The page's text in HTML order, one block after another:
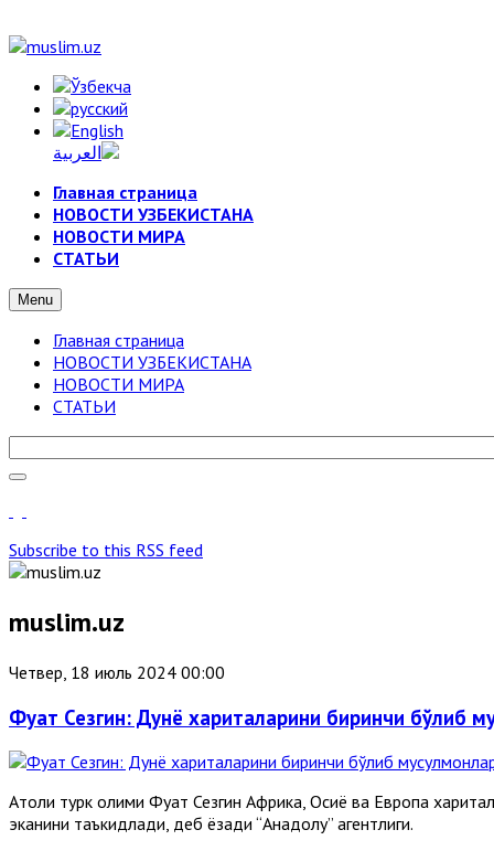
Главная страница
НОВОСТИ УЗБЕКИСТАНА
НОВОСТИ МИРА
СТАТЬИ
Menu
Главная страница
НОВОСТИ УЗБЕКИСТАНА
НОВОСТИ МИРА
СТАТЬИ
Subscribe to this RSS feed
muslim.uz
Четвер, 18 июль 2024 00:00
Фуат Сезгин: Дунё хариталарини биринчи бўлиб
Aтоқли турк олими Фуат Сезгин Aфрика, Осиё ва Европа
эканини таъкидлади, деб ёзади “Aнадолу” агентлиги.